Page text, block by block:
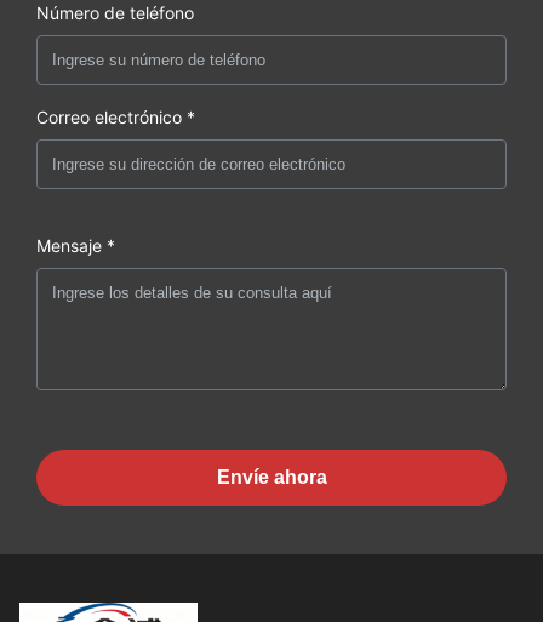
Número de teléfono
Correo electrónico *
Mensaje *
Envíe ahora